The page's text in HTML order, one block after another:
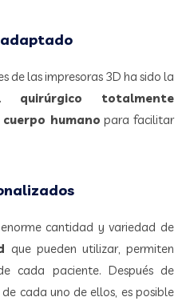
de las impresoras 3D ha sido la
quirúrgico totalmente
humano para facilitar
cantidad y variedad de
que pueden utilizar, permiten
cada paciente. Después de
cada uno de ellos, es posible